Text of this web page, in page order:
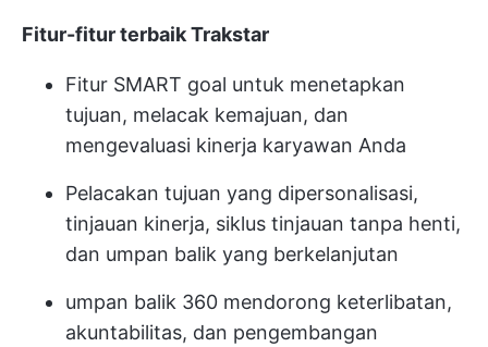
Fitur-fitur terbaik Trakstar
Fitur SMART goal untuk menetapkan
tujuan, melacak kemajuan, dan
mengevaluasi kinerja karyawan Anda
Pelacakan tujuan yang dipersonalisasi,
tinjauan kinerja, siklus tinjauan tanpa henti,
dan umpan balik yang berkelanjutan
umpan balik 360 mendorong keterlibatan,
akuntabilitas, dan pengembangan